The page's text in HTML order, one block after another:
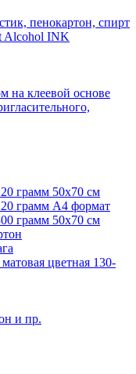
пенокартон, спирт
Alcohol INK
на клеевой основе
грамм 50х70 см
грамм A4 формат
грамм 50х70 см
цветная 130-
и пр.